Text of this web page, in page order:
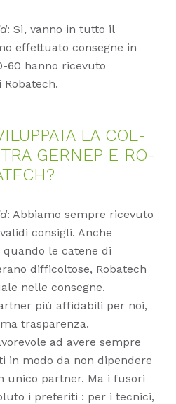
: Sì, vanno in tutto il
effettuato consegne in
60 hanno ricevuto
LA COL­
GER­NEP E RO­
: Abbiamo sempre ricevuto
consigli. Anche
le catene di
difficoltose, Robatech
nelle consegne.
più affidabili per noi,
trasparenza.
ad avere sempre
in modo da non dipendere
unico partner. Ma i fusori
i preferiti : per i tecnici,